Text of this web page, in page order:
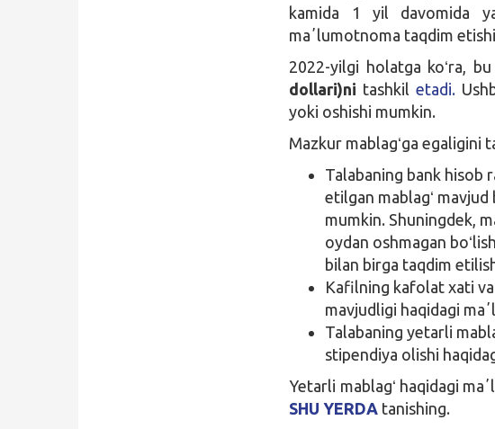
kamida 1 yil davomida
maʼlumotnoma taqdim
2022-yilgi holatga koʻra, bu
dollari)ni tashkiletadi.
yoki oshishi mumkin.
Mazkur mablagʻga egaligini
Talabaning bank hisob
etilgan mablagʻ mavjud
mumkin. Shuningdek,
oydan oshmagan
bilan birga taqdim
Kafilning kafolat xati
mavjudligi haqidagi
Talabaning yetarli
stipendiya olishi
Yetarli mablagʻ haqidagi
SHU YERDA tanishing.